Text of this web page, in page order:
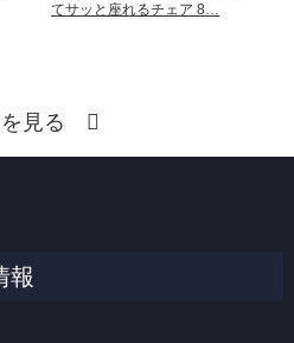
てサッと座れるチェア 8…
を見る
報